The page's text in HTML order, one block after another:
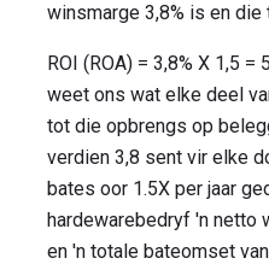
winsmarge 3,8% is en
ROI (ROA) = 3,8% X 1,5
weet ons wat elke deel
tot die opbrengs op
verdien 3,8 sent vir elke
bates oor 1.5X per jaar
hardewarebedryf 'n netto
en 'n totale bateomset